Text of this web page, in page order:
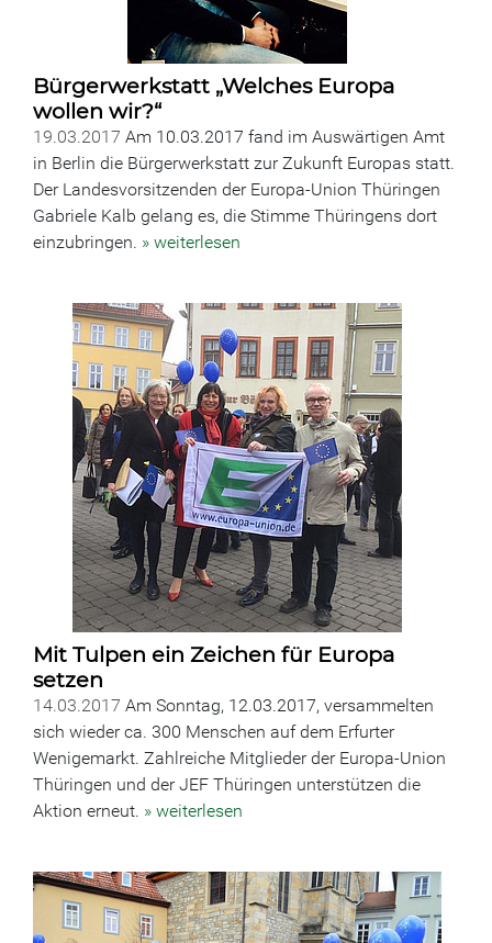
Bürgerwerkstatt „Welches Europa
wollen wir?“
19.03.2017 Am 10.03.2017 fand im Auswärtigen Amt
in Berlin die Bürgerwerkstatt zur Zukunft Europas statt.
Der Landesvorsitzenden der Europa-Union Thüringen
Gabriele Kalb gelang es, die Stimme Thüringens dort
einzubringen. » weiterlesen
Mit Tulpen ein Zeichen für Europa
setzen
14.03.2017 Am Sonntag, 12.03.2017, versammelten
sich wieder ca. 300 Menschen auf dem Erfurter
Wenigemarkt. Zahlreiche Mitglieder der Europa-Union
Thüringen und der JEF Thüringen unterstützen die
Aktion erneut. » weiterlesen